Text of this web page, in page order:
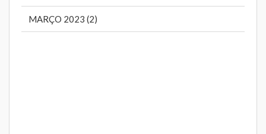
MARÇO 2023 (2)